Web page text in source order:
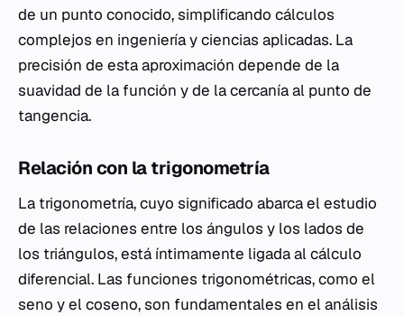
de un punto conocido, simplificando cálculos
complejos en ingeniería y ciencias aplicadas. La
precisión de esta aproximación depende de la
suavidad de la función y de la cercanía al punto de
tangencia.
Relación con la trigonometría
La trigonometría, cuyo significado abarca el estudio
de las relaciones entre los ángulos y los lados de
los triángulos, está íntimamente ligada al cálculo
diferencial. Las funciones trigonométricas, como el
seno y el coseno, son fundamentales en el análisis